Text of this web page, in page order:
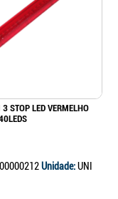
3 STOP LED VERMELHO
Unidade:UNI